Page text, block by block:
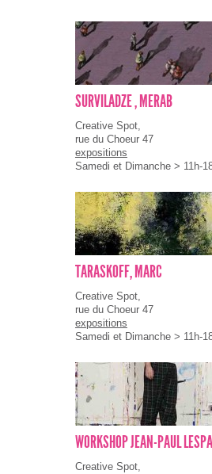
SURVILADZE , MERAB
Creative Spot,
rue du Choeur 47
expositions
Samedi et Dimanche > 11h-
TARASKOFF, MARC
Creative Spot,
rue du Choeur 47
expositions
Samedi et Dimanche > 11h-
WORKSHOP JEAN-PAUL
Creative Spot,